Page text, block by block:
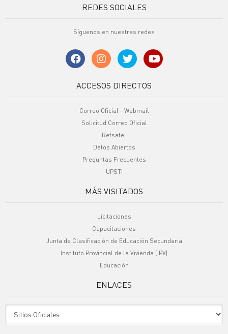
REDES SOCIALES
Síguenos en nuestras redes
ACCESOS DIRECTOS
Correo Oficial - Webmail
Solicitud Correo Oficial
Refsatel
Datos Abiertos
Preguntas Frecuentes
UPSTI
MÁS VISITADOS
Licitaciones
Capacitaciones
Junta de Clasificación de Educación Secundaria
Instituto Provincial de la Vivienda (IPV)
Educación
ENLACES